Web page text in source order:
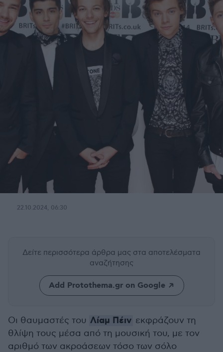
22.10.2024, 06:30
Δείτε περισσότερα άρθρα μας στα αποτελέσματα
αναζήτησης
Add Protothema.gr on Google
Οι θαυμαστές του Λίαμ Πέιν εκφράζουν τη
θλίψη τους μέσα από τη μουσική του, με τον
αριθμό των ακροάσεων τόσο των σόλο